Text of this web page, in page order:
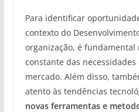
Para identificar
contexto do
organização, é fundamental
constante das
mercado. Além disso,
atento às tendências
novas ferramentas e